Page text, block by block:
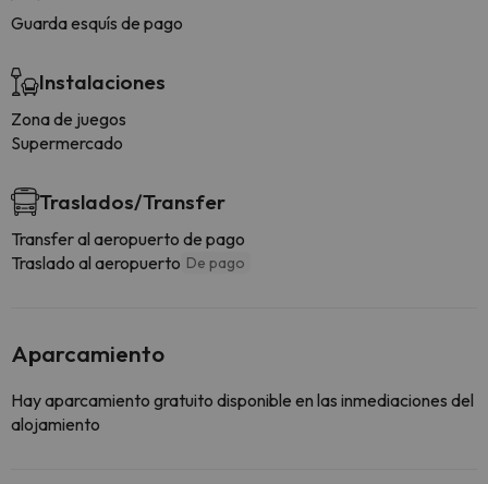
Guarda esquís de pago
Instalaciones
Zona de juegos
Supermercado
Traslados/Transfer
Transfer al aeropuerto de pago
Traslado al aeropuerto De pago
Aparcamiento
Hay aparcamiento gratuito disponible en las inmediaciones del
alojamiento